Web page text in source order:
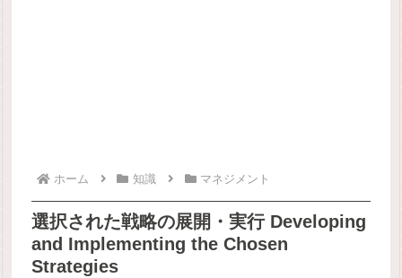
ホーム 知識 マネジメント
選択された戦略の展開・実行 Developing
and Implementing the Chosen
Strategies